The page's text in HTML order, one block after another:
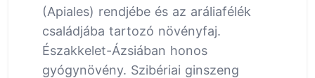
(Apiales) rendjébe és az aráliafélék
családjába tartozó növényfaj.
Északkelet-Ázsiában honos
gyógynövény. Szibériai ginszeng